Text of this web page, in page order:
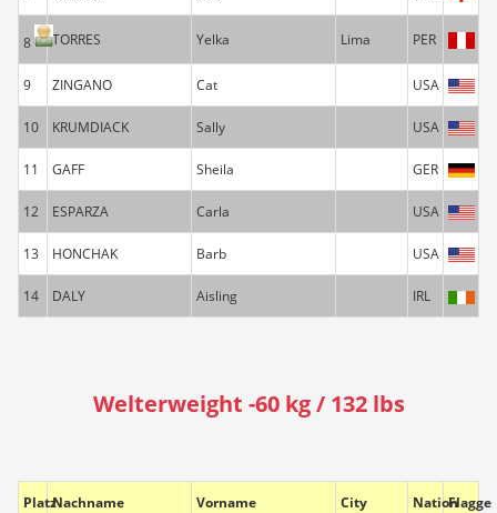
8 TORRES Yelka Lima PER
9 ZINGANO Cat USA
10 KRUMDIACK Sally USA
11 GAFF Sheila GER
12 ESPARZA Carla USA
13 HONCHAK Barb USA
14 DALY Aisling IRL
Welterweight -60 kg / 132 lbs
PlatzNachname Vorname City NationFlagge